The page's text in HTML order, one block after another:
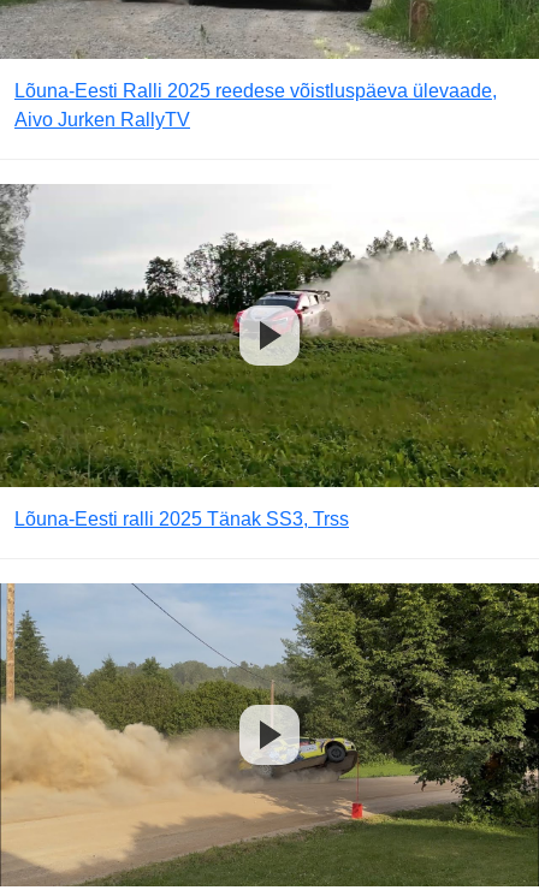
Lõuna-Eesti Ralli 2025 reedese võistluspäeva ülevaade,
Aivo Jurken RallyTV
Lõuna-Eesti ralli 2025 Tänak SS3, Trss